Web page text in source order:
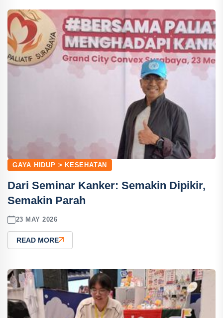
GAYA HIDUP > KESEHATAN
Dari Seminar Kanker: Semakin Dipikir,
Semakin Parah
23 MAY 2026
READ MORE